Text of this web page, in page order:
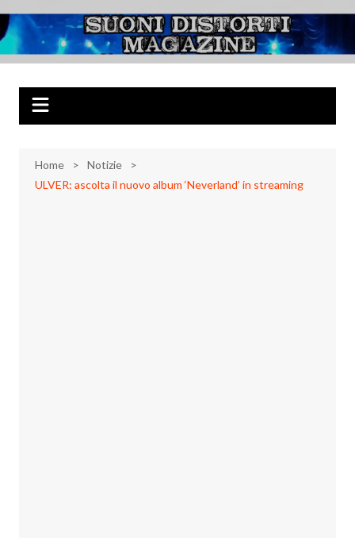
al
contenuto
Suoni Distorti
Magazine
Musica Rock, Metal, Punk e varie sonorità alternative
Home
Notizie
ULVER: ascolta il nuovo album ‘Neverland’ in streaming